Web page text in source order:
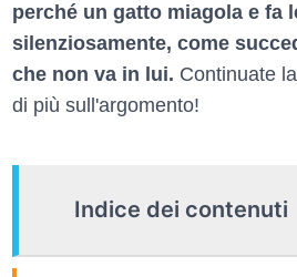
perché un gatto miagola e fa
silenziosamente, come
che non va in lui. Continuate
di più sull'argomento!
Indice dei contenuti